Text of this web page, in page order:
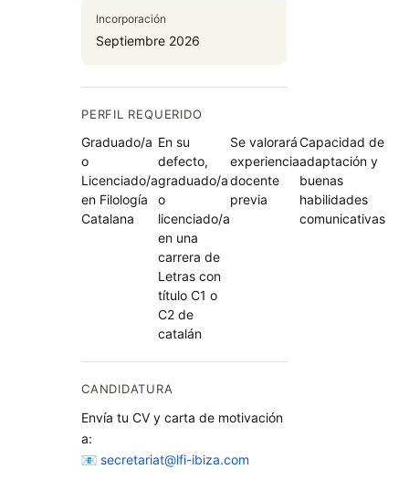
Incorporación
Septiembre 2026
PERFIL REQUERIDO
Graduado/a
o
Licenciado/a
en Filología
Catalana
En su
defecto,
graduado/a
o
licenciado/a
en una
carrera de
Letras con
título C1 o
C2 de
catalán
Se valorará
experiencia
docente
previa
Capacidad de
adaptación y
buenas
habilidades
comunicativas
CANDIDATURA
Envía tu CV y carta de motivación
a:
secretariat@lfi-ibiza.com